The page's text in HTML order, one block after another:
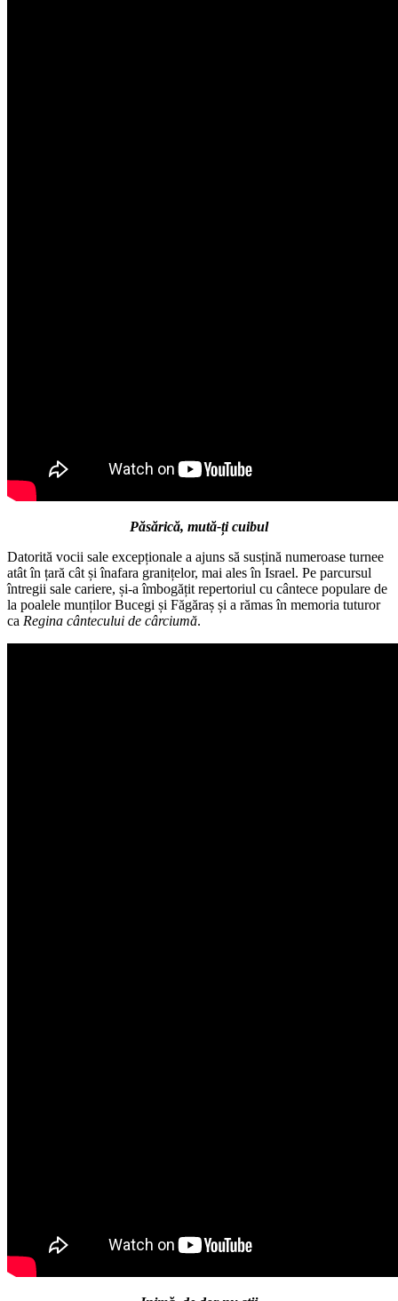
Păsărică, mută-ți cuibul
Datorită vocii sale excepționale a ajuns să susțină numeroase turnee
atât în țară cât și înafara granițelor, mai ales în Israel. Pe parcursul
întregii sale cariere, și-a îmbogățit repertoriul cu cântece populare de
la poalele munților Bucegi și Făgăraș și a rămas în memoria tuturor
ca Regina cântecului de cârciumă.